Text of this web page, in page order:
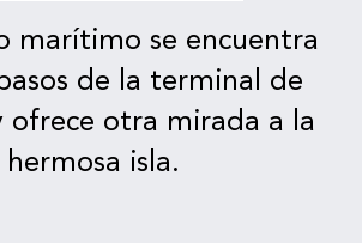
marítimo se encuentra
de la terminal de
ofrece otra mirada a la
hermosa isla.